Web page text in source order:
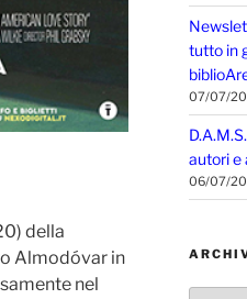
della
Almodóvar in
nel
tutto in
07/07/
autori e
06/07/